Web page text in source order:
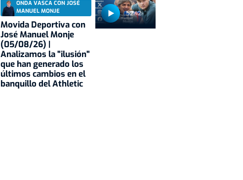
52:42
ONDA VASCA CON JOSÉ
MANUEL MONJE
Movida Deportiva con
José Manuel Monje
(05/08/26) |
Analizamos la "ilusión"
que han generado los
últimos cambios en el
banquillo del Athletic